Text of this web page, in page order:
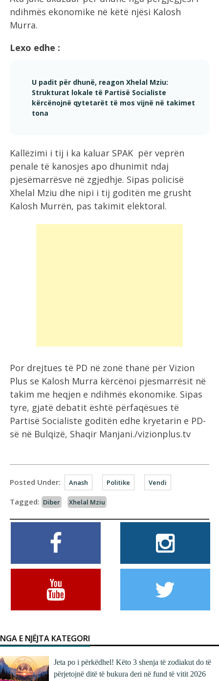
ndihmës ekonomike në këtë njësi Kalosh
Murra.
Lexo edhe :
U padit për dhunë, reagon Xhelal Mziu:
Strukturat lokale të Partisë Socialiste
kërcënojnë qytetarët të mos vijnë në takimet
tona
Kallëzimi i tij i ka kaluar SPAK për veprën
penale të kanosjes apo dhunimit ndaj
pjesëmarrësve në zgjedhje. Sipas policisë
Xhelal Mziu dhe nipi i tij goditën me grusht
Kalosh Murrën, pas takimit elektoral.
Por drejtues të PD në zonë thanë për Vizion
Plus se Kalosh Murra kërcënoi pjesmarrësit në
takim me heqjen e ndihmës ekonomike. Sipas
tyre, gjatë debatit është përfaqësues të
Partisë Socialiste goditën edhe kryetarin e PD-
së në Bulqizë, Shaqir Manjani./vizionplus.tv
Posted Under: Anash Politike Vendi
Tagged: Diber Xhelal Mziu
NGA E NJËJTA KATEGORI
Jeta po i përkëdhel! Këto 3 shenja të zodiakut do të
përjetojnë ditë të bukura deri në fund të vitit 2026